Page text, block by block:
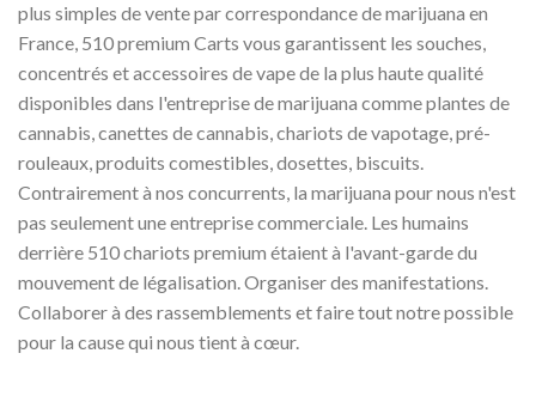
plus simples de vente par correspondance de marijuana en
France, 510 premium Carts vous garantissent les souches,
concentrés et accessoires de vape de la plus haute qualité
disponibles dans l'entreprise de marijuana comme plantes de
cannabis, canettes de cannabis, chariots de vapotage, pré-
rouleaux, produits comestibles, dosettes, biscuits.
Contrairement à nos concurrents, la marijuana pour nous n'est
pas seulement une entreprise commerciale. Les humains
derrière 510 chariots premium étaient à l'avant-garde du
mouvement de légalisation. Organiser des manifestations.
Collaborer à des rassemblements et faire tout notre possible
pour la cause qui nous tient à cœur.